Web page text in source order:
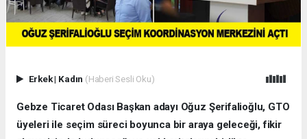
Erkek| Kadın (Haberi Sesli Oku)
Gebze Ticaret Odası Başkan adayı Oğuz Şerifalioğlu, GTO
üyeleri ile seçim süreci boyunca bir araya geleceği, fikir